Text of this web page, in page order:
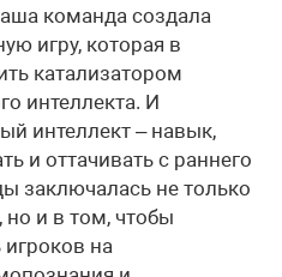
команда создала
игру, которая в
катализатором
интеллекта. И
интеллект – навык,
и оттачивать с раннего
заключалась не только
но и в том, чтобы
на